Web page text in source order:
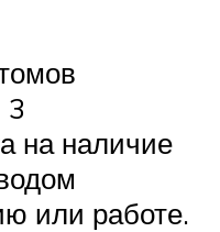
3
на наличие
или работе.